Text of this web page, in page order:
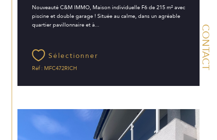
CONTACT
Nouveauté C&M IMMO, Maison individuelle F6 de 215 m² avec
piscine et double garage ! Située au calme, dans un agréable
quartier pavillonnaire et à...
Sélectionner
Réf : MFC472RICH